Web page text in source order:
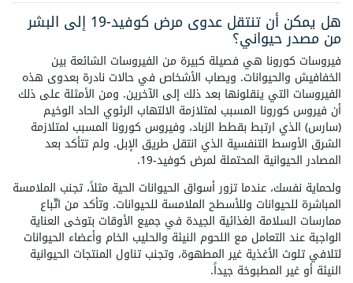
هل يمكن أن تنتقل عدوى مرض كوفيد-19 إلى البشر
من مصدر حيواني؟
فيروسات كورونا هي فصيلة كبيرة من الفيروسات الشائعة بين
الخفافيش والحيوانات. ويصاب الأشخاص في حالات نادرة بعدوى هذه
الفيروسات التي ينقلونها بعد ذلك إلى الآخرين. ومن الأمثلة على ذلك
أن فيروس كورونا المسبب لمتلازمة الالتهاب الرئوي الحاد الوخيم
(سارس) الذي ارتبط بقطط الزباد، وفيروس كورونا المسبب لمتلازمة
الشرق الأوسط التنفسية الذي انتقل طريق الإبل. ولم تتأكد بعد
المصادر الحيوانية المحتملة لمرض كوفيد-19.
ولحماية نفسك، عندما تزور أسواق الحيوانات الحية مثلاً، تجنب الملامسة
المباشرة للحيوانات وللأسطح الملامسة للحيوانات. وتأكد من اتّباع
ممارسات السلامة الغذائية الجيدة في جميع الأوقات بتوخى العناية
الواجبة عند التعامل مع اللحوم النيئة والحليب الخام وأعضاء الحيوانات
لتلافي تلوث الأغذية غير المطهوة، وتجنب تناول المنتجات الحيوانية
النيئة أو غير المطبوخة جيداً.